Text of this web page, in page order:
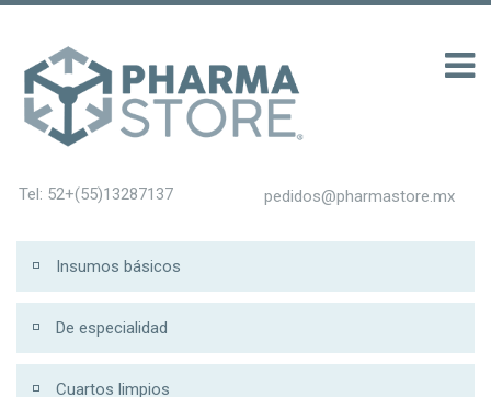
Tel: 52+(55)13287137 pedidos@pharmastore.mx
Insumos básicos
De especialidad
Cuartos limpios